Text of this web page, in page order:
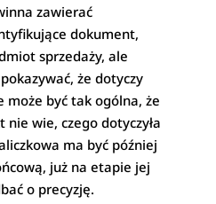
zawierać
dokument,
sprzedaży, ale
że dotyczy
może być tak ogólna, że
wie, czego dotyczyła
ma być później
już na etapie jej
o precyzję.